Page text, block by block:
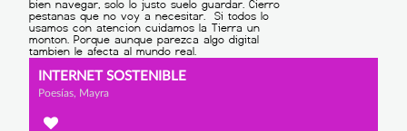
INTERNET SOSTENIBLE
Poesías, Mayra